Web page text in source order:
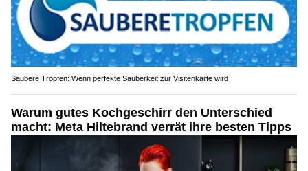
Saubere Tropfen: Wenn perfekte Sauberkeit zur Visitenkarte wird
Warum gutes Kochgeschirr den Unterschied
macht: Meta Hiltebrand verrät ihre besten Tipps